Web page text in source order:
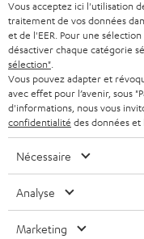
l
e
t
t
e
r
CASQUES AUDIO
CASQUES BLUETOOTH
SYSTEMES COMPLETS
ENCEINTES
ÉCOUTEURS INTRA-
NEWSLETTER
MAGASINS
AVANTAGES D’ACHAT
L’HISTOIRE DE TEUFEL
MANAGEMENT
DEVELOPPEMENT
PAYS-BAS
BELGIQUE
FRANCE
ESPAGNE
Sous réserve de
Vous acceptez ici l'utilisation
traitement de vos données
et de l'EER. Pour une
désactiver chaque catégorie
sélection"
Vous pouvez adapter et
avec effet pour l’avenir, sous
d'informations, nous vous
confidentialité des données et
Nécessaire
Analyse
Marketing